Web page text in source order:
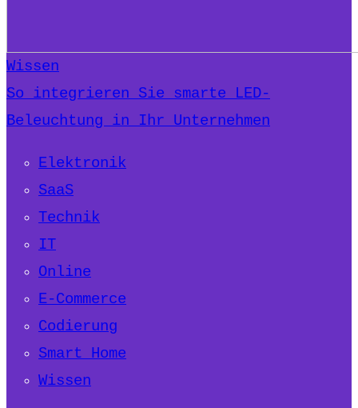
Wissen
So integrieren Sie smarte LED-
Beleuchtung in Ihr Unternehmen
Elektronik
SaaS
Technik
IT
Online
E-Commerce
Codierung
Smart Home
Wissen